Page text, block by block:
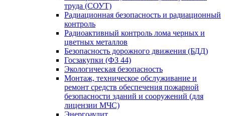
труда (СОУТ)
Радиационная безопасность и радиационный
контроль
Радиоактивный контроль лома черных и
цветных металлов
Безопасность дорожного движения (БДД)
Госзакупки (ФЗ 44)
Экологическая безопасность
Монтаж, техническое обслуживание и
ремонт средств обеспечения пожарной
безопасности зданий и сооружений (для
лицензии МЧС)
Энергоаудит